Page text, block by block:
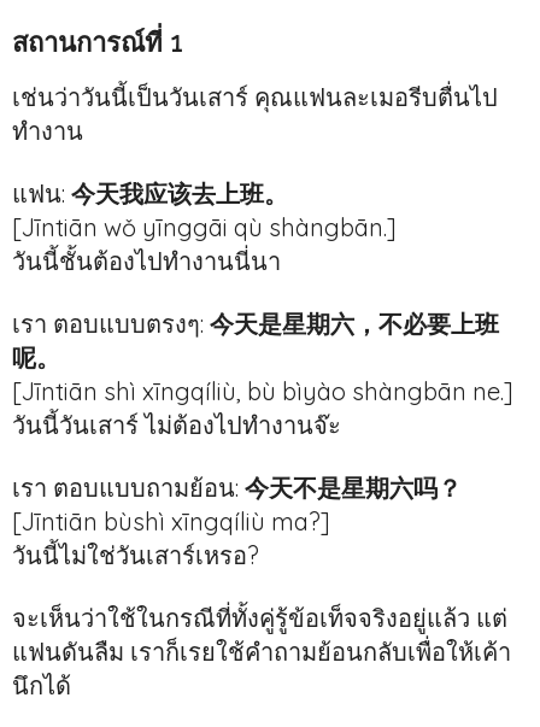
สถานการณ์ที่ 1
เช่นว่าวันนี้เป็นวันเสาร์ คุณแฟนละเมอรีบตื่นไป
ทำงาน
แฟน: 今天我应该去上班。
[Jīntiān wǒ yīnggāi qù shàngbān.]
วันนี้ชั้นต้องไปทำงานนี่นา
เรา ตอบแบบตรงๆ: 今天是星期六，不必要上班
呢。
[Jīntiān shì xīngqíliù, bù bìyào shàngbān ne.]
วันนี้วันเสาร์ ไม่ต้องไปทำงานจ๊ะ
เรา ตอบแบบถามย้อน: 今天不是星期六吗？
[Jīntiān bùshì xīngqíliù ma?]
วันนี้ไม่ใช่วันเสาร์เหรอ?
จะเห็นว่าใช้ในกรณีที่ทั้งคู่รู้ข้อเท็จจริงอยู่แล้ว แต่
แฟนดันลืม เราก็เรยใช้คำถามย้อนกลับเพื่อให้เค้า
นึกได้